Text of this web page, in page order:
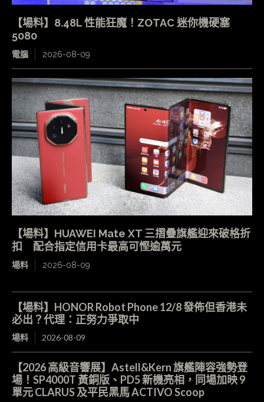
【場料】8.48L 性能狂魔！ZOTAC 迷你機硬塞
5080
電腦 2026-08-09
【場料】HUAWEI Mate XT 三摺疊旗艦迎來破格折
扣 配合指定信用卡最高可慳逾萬元
場料 2026-08-09
【場料】HONOR Robot Phone 12/8 發佈但香港未
必出？代理：正努力爭取中
場料 2026-08-09
【2026 高級音響展】Astell&Kern 旗艦陣容強勢登
場！SP4000T 黃銅版、PD5 新機亮相，同場加映 9
單元 CLARUS 及平民黑馬 ACTIVO Scoop